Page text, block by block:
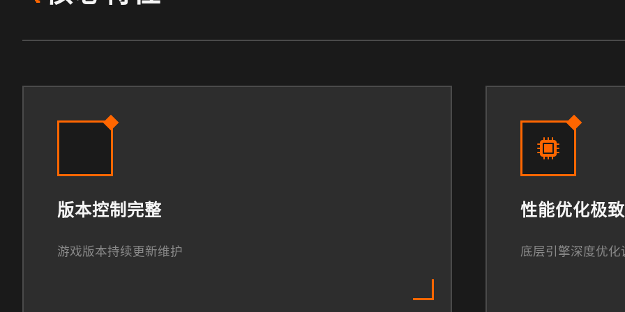
版本控制完整
游戏版本持续更新维护
性能优化极致
底层引擎深度优化